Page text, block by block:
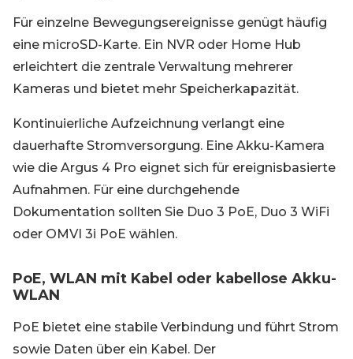
Für einzelne Bewegungsereignisse genügt häufig
eine microSD-Karte. Ein NVR oder Home Hub
erleichtert die zentrale Verwaltung mehrerer
Kameras und bietet mehr Speicherkapazität.
Kontinuierliche Aufzeichnung verlangt eine
dauerhafte Stromversorgung. Eine Akku-Kamera
wie die Argus 4 Pro eignet sich für ereignisbasierte
Aufnahmen. Für eine durchgehende
Dokumentation sollten Sie Duo 3 PoE, Duo 3 WiFi
oder OMVI 3i PoE wählen.
PoE, WLAN mit Kabel oder kabellose Akku-
WLAN
PoE bietet eine stabile Verbindung und führt Strom
sowie Daten über ein Kabel. Der